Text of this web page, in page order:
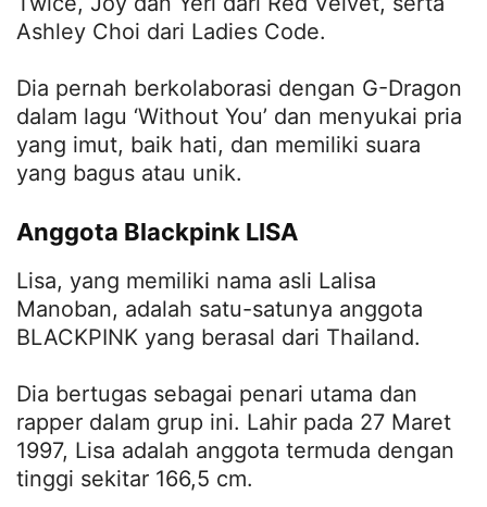
Ashley Choi dari Ladies Code.
Dia pernah berkolaborasi dengan G-Dragon
dalam lagu ‘Without You’ dan menyukai pria
yang imut, baik hati, dan memiliki suara
yang bagus atau unik.
Anggota Blackpink LISA
Lisa, yang memiliki nama asli Lalisa
Manoban, adalah satu-satunya anggota
BLACKPINK yang berasal dari Thailand.
Dia bertugas sebagai penari utama dan
rapper dalam grup ini. Lahir pada 27 Maret
1997, Lisa adalah anggota termuda dengan
tinggi sekitar 166,5 cm.